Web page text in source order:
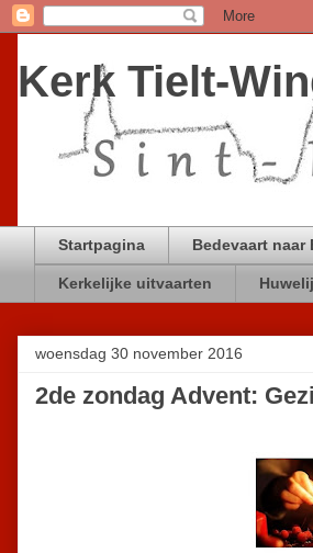
Kerk Tielt-
Startpagina Bedevaart naar
Kerkelijke uitvaarten
woensdag 30 november 2016
2de zondag Advent: